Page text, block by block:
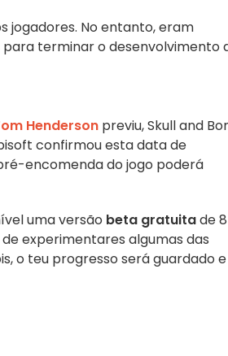
jogadores. No entanto, eram
para terminar o desenvolvimento
Henderson previu, Skull and
confirmou esta data de
encomenda do jogo poderá
uma versão beta gratuitade 8
experimentares algumas das
o teu progresso será guardado e